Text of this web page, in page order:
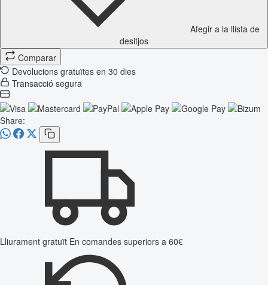
Afegir a la llista de
desitjos
Comparar
Devolucions gratuïtes en 30 dies
Transacció segura
Share:
Lliurament gratuït En comandes superiors a 60€